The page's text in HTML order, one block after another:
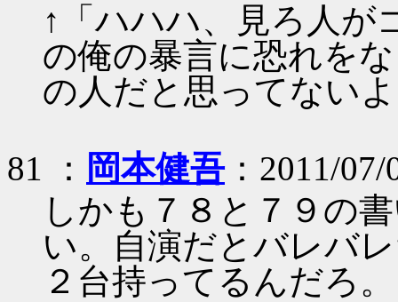
↑「ハハハ、見ろ人が
の俺の暴言に恐れを
の人だと思ってない
81 ： 岡本健吾：2011/07/
しかも７８と７９の
い。自演だとバレバ
２台持ってるんだろ。